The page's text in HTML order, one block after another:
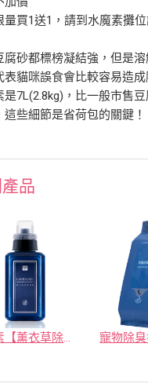
量買1送1，請到水魔素攤位
腐砂都標榜凝結強，但是
表貓咪誤食會比較容易造
是7L(2.8kg)，比一般市售
這些細節是省荷包的關鍵！
品
水魔素【薰衣草除臭】濃縮液【驅蚤蚊】